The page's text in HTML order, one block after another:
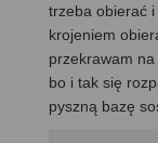
trzeba obierać
krojeniem
przekrawam na
bo i tak się
pyszną bazę